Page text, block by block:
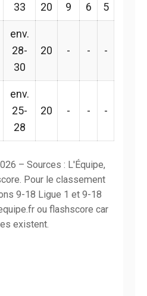
33 20 9 6 5
env.
28-
30
20 - - -
env.
25-
28
20 - - -
– Sources : L'Équipe,
Pour le classement
9-18 Ligue 1 et 9-18
ou flashscore car
existent.